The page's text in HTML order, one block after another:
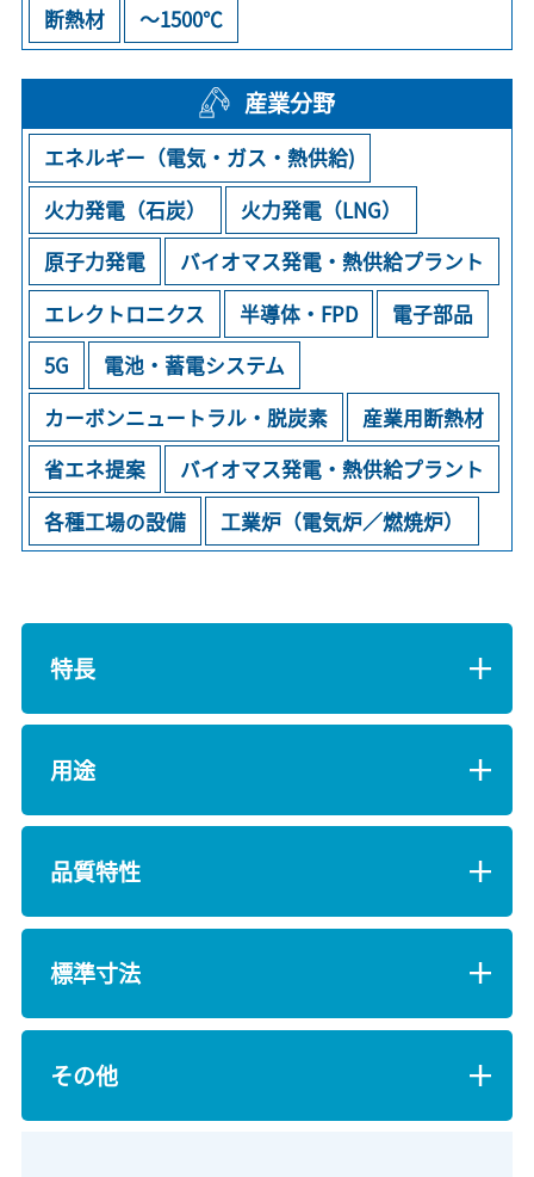
断熱材 ～1500℃
産業分野
エネルギー（電気・ガス・熱供給)
火力発電（石炭）
火力発電（LNG）
原子力発電
バイオマス発電・熱供給プラント
エレクトロニクス
半導体・FPD
電子部品
5G
電池・蓄電システム
カーボンニュートラル・脱炭素
産業用断熱材
省エネ提案
バイオマス発電・熱供給プラント
各種工場の設備
工業炉（電気炉／燃焼炉）
特長
用途
品質特性
標準寸法
その他